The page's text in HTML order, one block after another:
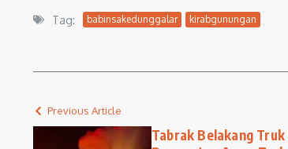
Tag: babinsakedunggalar kirabgunungan
Previous Article
Tabrak Belakang